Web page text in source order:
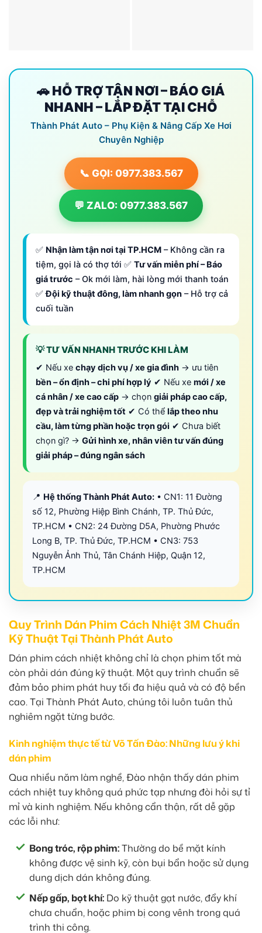
🚗 HỖ TRỢ TẬN NƠI – BÁO GIÁ
NHANH – LẮP ĐẶT TẠI CHỖ
Thành Phát Auto – Phụ Kiện & Nâng Cấp Xe Hơi
Chuyên Nghiệp
📞 GỌI: 0977.383.567
💬 ZALO: 0977.383.567
✅ Nhận làm tận nơi tại TP.HCM – Không cần ra
tiệm, gọi là có thợ tới ✅ Tư vấn miễn phí – Báo
giá trước – Ok mới làm, hài lòng mới thanh toán
✅Đội kỹ thuật đông, làm nhanh gọn – Hỗ trợ cả
cuối tuần
💡 TƯ VẤN NHANH TRƯỚC KHI LÀM
✔ Nếu xe chạy dịch vụ / xe gia đình → ưu tiên
bền – ổn định – chi phí hợp lý ✔ Nếu xe mới / xe
cá nhân / xe cao cấp → chọn giải pháp cao cấp,
đẹp và trải nghiệm tốt ✔ Có thể lắp theo nhu
cầu, làm từng phần hoặc trọn gói ✔ Chưa biết
chọn gì? → Gửi hình xe, nhân viên tư vấn đúng
giải pháp – đúng ngân sách
📍 Hệ thống Thành Phát Auto: • CN1: 11 Đường
số 12, Phường Hiệp Bình Chánh, TP. Thủ Đức,
TP.HCM • CN2: 24 Đường D5A, Phường Phước
Long B, TP. Thủ Đức, TP.HCM • CN3: 753
Nguyễn Ảnh Thủ, Tân Chánh Hiệp, Quận 12,
TP.HCM
Quy Trình Dán Phim Cách Nhiệt 3M Chuẩn
Kỹ Thuật Tại Thành Phát Auto
Dán phim cách nhiệt không chỉ là chọn phim tốt mà
còn phải dán đúng kỹ thuật. Một quy trình chuẩn sẽ
đảm bảo phim phát huy tối đa hiệu quả và có độ bền
cao. Tại Thành Phát Auto, chúng tôi luôn tuân thủ
nghiêm ngặt từng bước.
Kinh nghiệm thực tế từ Võ Tấn Đào: Những lưu ý khi
dán phim
Qua nhiều năm làm nghề, Đào nhận thấy dán phim
cách nhiệt tuy không quá phức tạp nhưng đòi hỏi sự tỉ
mỉ và kinh nghiệm. Nếu không cẩn thận, rất dễ gặp
các lỗi như:
Bong tróc, rộp phim:Thường do bề mặt kính
không được vệ sinh kỹ, còn bụi bẩn hoặc sử dụng
dung dịch dán không đúng.
Nếp gấp, bọt khí: Do kỹ thuật gạt nước, đẩy khí
chưa chuẩn, hoặc phim bị cong vênh trong quá
trình thi công.